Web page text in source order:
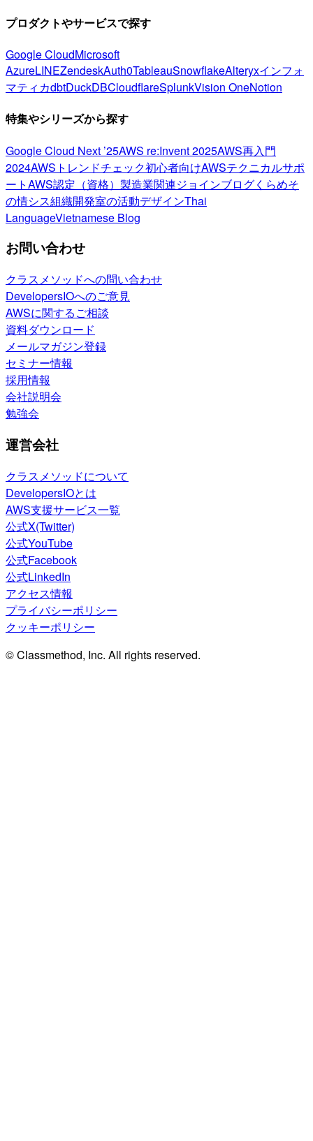
プロダクトやサービスで探す
Google CloudMicrosoft
AzureLINEZendeskAuth0TableauSnowflakeAlteryxインフォ
マティカdbtDuckDBCloudflareSplunkVision OneNotion
特集やシリーズから探す
Google Cloud Next ’25AWS re:Invent 2025AWS再入門
2024AWSトレンドチェック初心者向けAWSテクニカルサポ
ートAWS認定（資格） 製造業関連ジョインブログくらめそ
の情シス組織開発室の活動デザインThai
LanguageVietnamese Blog
お問い合わせ
クラスメソッドへの問い合わせ
DevelopersIOへのご意見
AWSに関するご相談
資料ダウンロード
メールマガジン登録
セミナー情報
採用情報
会社説明会
勉強会
運営会社
クラスメソッドについて
DevelopersIOとは
AWS支援サービス一覧
公式X(Twitter)
公式YouTube
公式Facebook
公式LinkedIn
アクセス情報
プライバシーポリシー
クッキーポリシー
© Classmethod, Inc. All rights reserved.